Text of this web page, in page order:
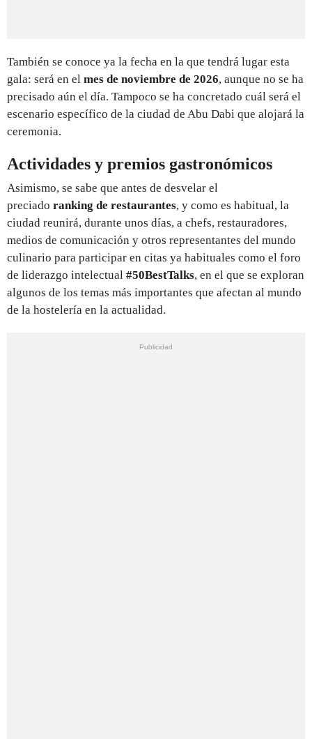
También se conoce ya la fecha en la que tendrá lugar esta
gala: será en el mes de noviembre de 2026, aunque no se ha
precisado aún el día. Tampoco se ha concretado cuál será el
escenario específico de la ciudad de Abu Dabi que alojará la
ceremonia.
Actividades y premios gastronómicos
Asimismo, se sabe que antes de desvelar el
preciado ranking de restaurantes, y como es habitual, la
ciudad reunirá, durante unos días, a chefs, restauradores,
medios de comunicación y otros representantes del mundo
culinario para participar en citas ya habituales como el foro
de liderazgo intelectual #50BestTalks, en el que se exploran
algunos de los temas más importantes que afectan al mundo
de la hostelería en la actualidad.